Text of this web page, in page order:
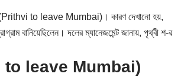
(Prithvi to leave Mumbai)। কারণ দেখানো হয়,
বানিয়েছিলেন। দলের ম্যানেজমেন্ট জানায়, পৃথ্বী শ-র
to leave Mumbai)